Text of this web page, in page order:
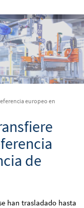
europeo en
de
han trasladado hasta